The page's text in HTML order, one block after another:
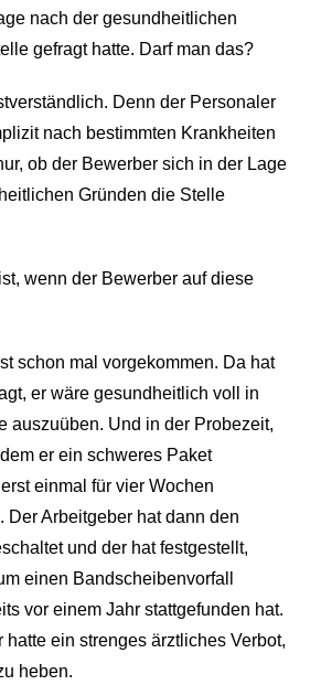
nach der gesundheitlichen
gefragt hatte. Darf man das?
Denn der Personaler
nach bestimmten Krankheiten
ob der Bewerber sich in der Lage
Gründen die Stelle
wenn der Bewerber auf diese
schon mal vorgekommen. Da hat
er wäre gesundheitlich voll in
auszuüben. Und in der Probezeit,
er ein schweres Paket
einmal für vier Wochen
Der Arbeitgeber hat dann den
und der hat festgestellt,
einen Bandscheibenvorfall
vor einem Jahr stattgefunden hat.
hatte ein strenges ärztliches Verbot,
heben.